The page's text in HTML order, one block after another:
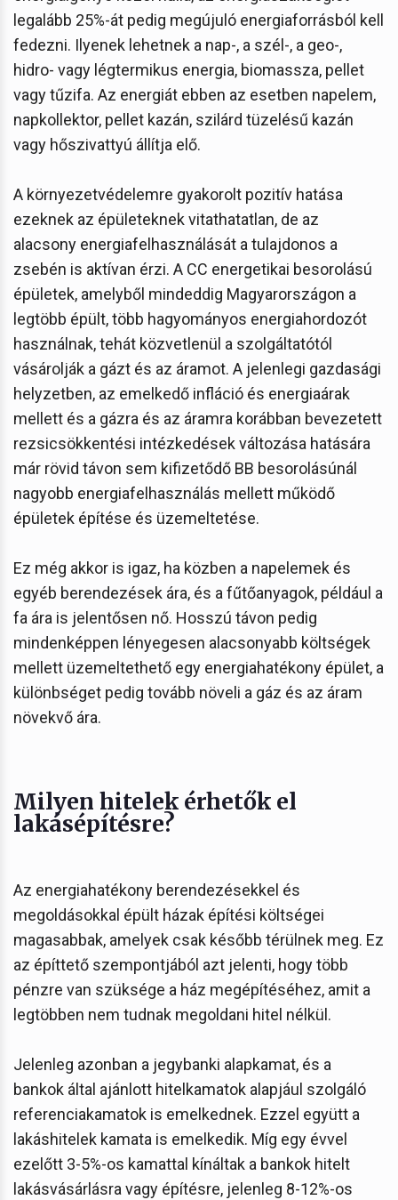
legalább 25%-át pedig megújuló energiaforrásból kell
fedezni. Ilyenek lehetnek a nap-, a szél-, a geo-,
hidro- vagy légtermikus energia, biomassza, pellet
vagy tűzifa. Az energiát ebben az esetben napelem,
napkollektor, pellet kazán, szilárd tüzelésű kazán
vagy hőszivattyú állítja elő.
A környezetvédelemre gyakorolt pozitív hatása
ezeknek az épületeknek vitathatatlan, de az
alacsony energiafelhasználását a tulajdonos a
zsebén is aktívan érzi. A CC energetikai besorolású
épületek, amelyből mindeddig Magyarországon a
legtöbb épült, több hagyományos energiahordozót
használnak, tehát közvetlenül a szolgáltatótól
vásárolják a gázt és az áramot. A jelenlegi gazdasági
helyzetben, az emelkedő infláció és energiaárak
mellett és a gázra és az áramra korábban bevezetett
rezsicsökkentési intézkedések változása hatására
már rövid távon sem kifizetődő BB besorolásúnál
nagyobb energiafelhasználás mellett működő
épületek építése és üzemeltetése.
Ez még akkor is igaz, ha közben a napelemek és
egyéb berendezések ára, és a fűtőanyagok, például a
fa ára is jelentősen nő. Hosszú távon pedig
mindenképpen lényegesen alacsonyabb költségek
mellett üzemeltethető egy energiahatékony épület, a
különbséget pedig tovább növeli a gáz és az áram
növekvő ára.
Milyen hitelek érhetők el
lakásépítésre?
Az energiahatékony berendezésekkel és
megoldásokkal épült házak építési költségei
magasabbak, amelyek csak később térülnek meg. Ez
az építtető szempontjából azt jelenti, hogy több
pénzre van szüksége a ház megépítéséhez, amit a
legtöbben nem tudnak megoldani hitel nélkül.
Jelenleg azonban a jegybanki alapkamat, és a
bankok által ajánlott hitelkamatok alapjául szolgáló
referenciakamatok is emelkednek. Ezzel együtt a
lakáshitelek kamata is emelkedik. Míg egy évvel
ezelőtt 3-5%-os kamattal kínáltak a bankok hitelt
lakásvásárlásra vagy építésre, jelenleg 8-12%-os